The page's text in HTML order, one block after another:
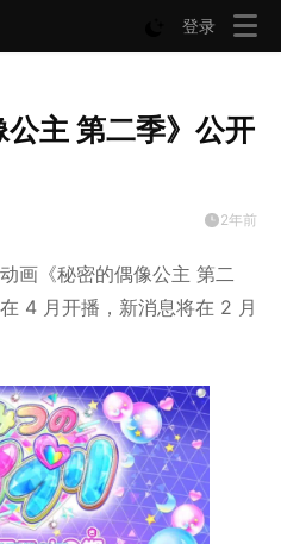
登录
主 第二季》公开
2年前
画《秘密的偶像公主 第二
4 月开播，新消息将在 2 月